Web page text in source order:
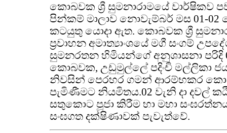
කොබවක ශ්‍රී සුමනාරාමයේ වාර්ෂිකව
පින්කම් මාලාව නොවැම්බර් මස 01-02
කටයුතු යොදා ඇත. කොබවක ශ්‍රී
ප්‍රවාහන අමාත්‍යාංශයේ මගී සංගම්
සුමනරතන හිමියන්ගේ අනුශාසනා පරිදි
කොබවක, උඩුමුල්ලේ පදිංචි මල්ලිකා
නිවසින් පෙරහර ගමන් ආරම්භකර
පැමිණීමට නියමිතය.02 වැනි දා දවල්
සතුකොට පූජා කිරීම හා මහා
සංඝගත දක්ෂිණාවක් පැවැත්වේ.